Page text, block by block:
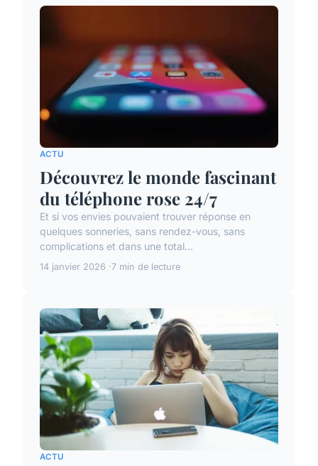
ACTU
Découvrez le monde fascinant
du téléphone rose 24/7
Et si vos envies pouvaient trouver réponse en
quelques sonneries, sans rendez-vous, sans
complications et dans une total...
14 janvier 2026 7 min de lecture
ACTU